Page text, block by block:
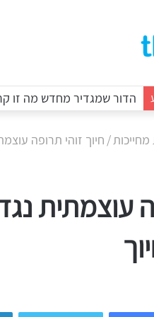
הדור שמגדיר מחדש מה זו
מחייכות/ חיוך זוהי תרופה
עוצמתית